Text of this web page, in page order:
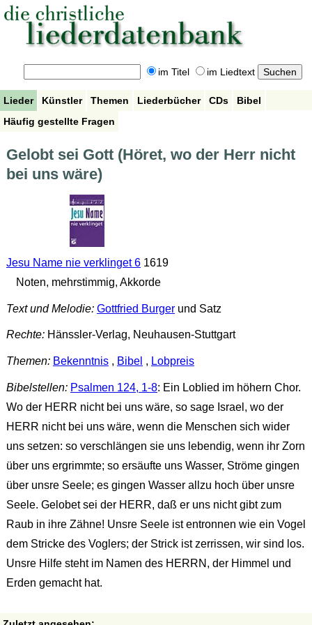
im Titel im Liedtext
Lieder Künstler Themen Liederbücher CDs
Bibel
Häufig gestellte Fragen
Gelobt sei Gott (Höret, wo der Herr nicht
bei uns wäre)
Jesu Name nie verklinget 61619
Noten, mehrstimmig, Akkorde
Text und Melodie: Gottfried Burgerund Satz
Rechte:Hänssler-Verlag, Neuhausen-Stuttgart
Themen: Bekenntnis, Bibel , Lobpreis
Bibelstellen: Psalmen 124, 1-8: Ein Loblied im höhern Chor.
Wo der HERR nicht bei uns wäre, so sage Israel, wo der
HERR nicht bei uns wäre, wenn die Menschen sich wider
uns setzen: so verschlängen sie uns lebendig, wenn ihr Zorn
über uns ergrimmte; so ersäufte uns Wasser, Ströme gingen
über unsre Seele; es gingen Wasser allzu hoch über unsre
Seele. Gelobet sei der HERR, daß er uns nicht gibt zum
Raub in ihre Zähne! Unsre Seele ist entronnen wie ein Vogel
dem Stricke des Voglers; der Strick ist zerrissen, wir sind los.
Unsre Hilfe steht im Namen des HERRN, der Himmel und
Erden gemacht hat.